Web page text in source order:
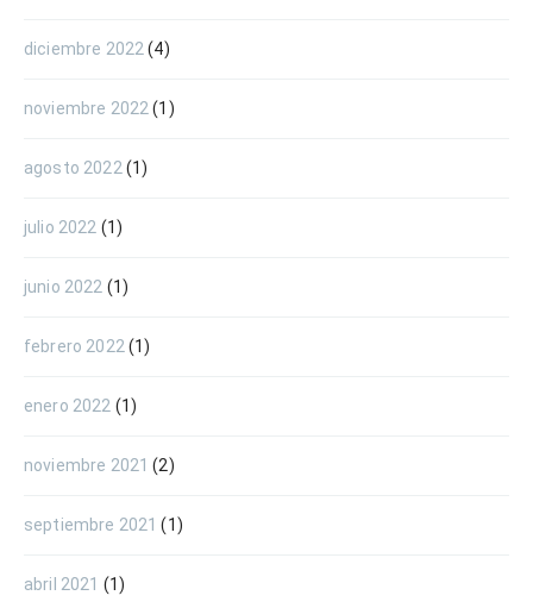
diciembre 2022 (4)
noviembre 2022 (1)
agosto 2022 (1)
julio 2022 (1)
junio 2022 (1)
febrero 2022 (1)
enero 2022 (1)
noviembre 2021 (2)
septiembre 2021 (1)
abril 2021 (1)